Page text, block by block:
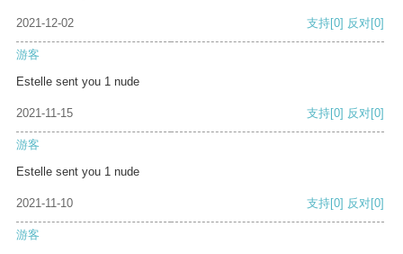
2021-12-02 支持[0] 反对[0]
游客
Estelle sent you 1 nude
2021-11-15 支持[0] 反对[0]
游客
Estelle sent you 1 nude
2021-11-10 支持[0] 反对[0]
游客